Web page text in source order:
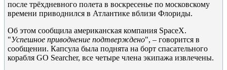
после трёхдневного полета в воскресенье по московскому
времени приводнился в Атлантике вблизи Флориды.
Об этом сообщила американская компания SpaceX.
"Успешное приводнение подтверждено", – говорится в
сообщении. Капсула была поднята на борт спасательного
корабля GO Searcher, все четыре члена экипажа извлечены.